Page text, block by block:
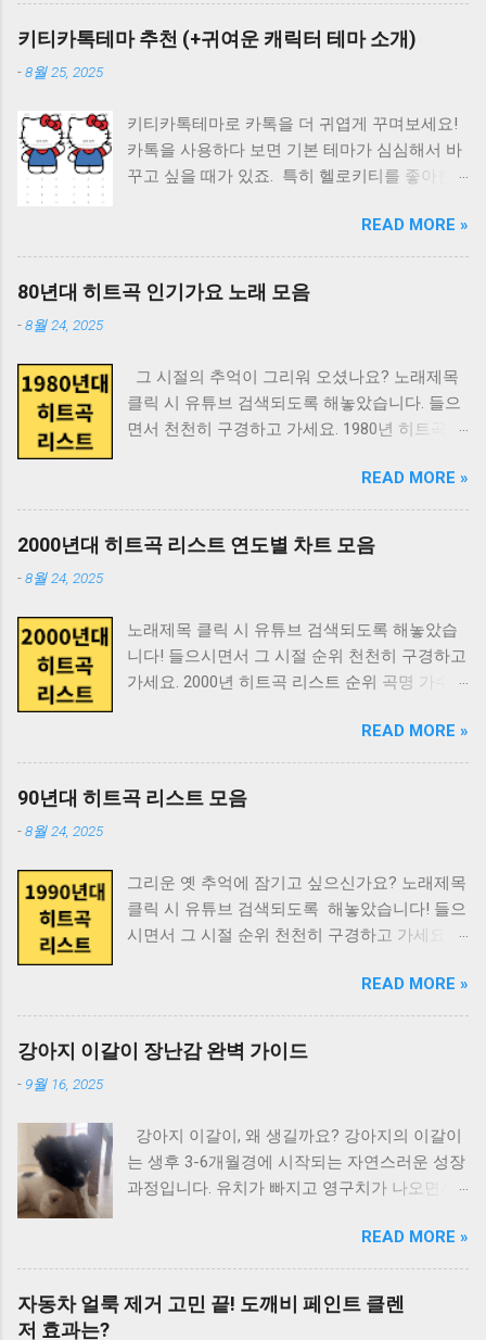
2014 지나온 적 없는 어제의 세계들에 대한 근
원적 노스탤지어. 길소뜸 1985 나라야마 부시코
리고 어둡고 깊은 우물 하나. 늑대아이 2012 미
야자키 하야오 이후는 확실히 호소다 마모루! 다
크 나이트 2008 내러티브와 스타일을 완벽히 장
닭은? 1989 당신은 아직 아무것도 보지 못했다
정하는 마법 같은 순간. 레볼루셔너리 로드 2008
공간 속의 개인적 추억에 감동 넘치는 보편성의
날개를 달아준 기술, 예술, 마술. ...
가지고 있습니다. 읽을 책을 찾고 있다면 다음에
읽을 책을 고민하고 계신다면 이동진의 추천 도
와 문학을 넘나드는 그의 시각에서 선별된 책들
을 만나보실 수 있습니다 마음에 드는 책제목이
나 저자는 눌러보세요. 네이버 검색으로 바로 넘
기 성의 역사 앵거스 맥래런 2 감각의 박물학 다
이앤 애커먼 3 게으름뱅이 정신분석 기시다 슈 4
고통받는 인간 손봉호 5 눈의 황홀 마쓰다 유키
스 9 모멸감 김찬호 10 보이는 것, 보이지 않는
것, 그리고 추한 것 F.곤살레스 크루시 11 불안의
서 페르난두 페소아 12 사랑, 그 혼란스러운 리
머스 루이스, 패리 애미니, 리처드 래넌 14 스키
박정자 17 쌤통의 심리학 리처드 H.스미스 18 아
22 왜 사람들은 이상한 것을 믿는가 마이클 서머
23 왜 우리는 사랑에 빠지는가 헬렌 피셔 24 욕
망의 진화 데이비드 버스 25 욕망하는...
키티카톡테마 추천 (+귀여운 캐릭터 테마 소개)
-8월 25, 2025
키티카톡테마로 카톡을 더 귀엽게 꾸며보세요!
카톡을 사용하다 보면 기본 테마가 심심해서 바
꾸고 싶을 때가 있죠. 특히 헬로키티를 좋아한
키티카톡테마 아이폰 사용자라면 전용 키티카
톡테마를 무료로 받을 수 있어요. 깔끔한 배경
에 귀여운 키티 캐릭터가 들어간 테마들이 인기
가 많습니다. 키티카톡테마의 특징: 헬로키티 캐
크
https://m.blog.naver.com/limxsu/222980106736
다른 귀여운 테마도 함께 찾고 있다면? 키티카
스쿠티스튜디오를 추천해요. 여기서는 안드로
이드와 아이폰 모든 버전의 귀여운 캐릭터 테마
를 공유하고 있습니다. 스쿠티스튜디오 특징: 다
질 디자인 카톡 테마 다운로드 링크
https://blog.naver.com/scootystudio 인스타그
램 https://instagram.com/scootystudio 주의사
용량 확인 후 다운로드 키티카톡테마로 카톡을
READ MORE »
80년대 히트곡 인기가요 노래 모음
-8월 24, 2025
그 시절의 추억이 그리워 오셨나요? 노래제목
클릭 시 유튜브 검색되도록 해놓았습니다. 들으
면서 천천히 구경하고 가세요. 1980년 히트곡 리
람 바보 희자매 3위 기다리는 여심 계은숙 4위
나는 행복합니다 윤항기 5위 내가 (대상) 김학래
6위 단발머리 조용필 7위 당신은 누구시길래 심
수봉 8위 당신은 별을 보고 울어 보셨나요 박인
Nami (나미) 14위 난 참 바보처럼 살았군요 김태
화 15위 바야야 이정희 16위 불놀이야 옥슨 80
17위 빙빙빙 하성관 18위 사랑은 아직도 끝나지
오는 소리에 이영화 21위 영원한 친구 Nami (나
미) 22위 외할머니 댁 논두렁 밭두렁 23위 일곱
색깔 무지개 작은 거인 24위 저 높은 곳을 향하
요 산울림 (Sanullim) 28위 창밖의 여자 조용필
29위 풍문으로 들었소 함중아 30위 행복한 사람
조동진 여기까지 1980년 히트곡 리스트 끝.
다라 송창식 2위 가지마오 산울림 (Sanullim) 3
꿈을 꾼 후에 여진 8위 남편에게 바치는 노래 김
READ MORE »
2000년대 히트곡 리스트 연도별 차트 모음
-8월 24, 2025
노래제목 클릭 시 유튜브 검색되도록 해놓았습
니다! 들으시면서 그 시절 순위 천천히 구경하고
가세요. 2000년 히트곡 리스트 순위 곡명 가수 1
Ver.) 조규만 3위 Run To You DJ DOC 4위 거짓
말 god 5위 초련(初戀) (Techno Mix) (Feat. 윤진)
클론 6위 가시나무 조성모 7위 흔들린 우정 홍경
민 8위 나의 연인(我戀) 임창정 9위 영원 스카이
14위 너를 위해 임재범 15위 바보 박효신 16위
그대가 그대를 이승환 17위 매직 카펫 라이드 자
우림 18위 중독된 사랑 조장혁 19위 해줄 수 없
Rhapsody 최재훈 23위 오랜 방황의 끝 김태영
24위 Day By Day 플라이 투 더 스카이 25위
Tears 소찬휘 26위 상실 박상민 27위 잘됐어!!!
현 32위 그대니까요 (Duet With 차은주) 김현철
33위 와 이정현 34위 One Love 원타임 35위 요
즘 너는 이현우 36위 서방님 이소은 37위 맥주
와 땅콩 쿨 (COOL) 38위 I Believe 이수영 39위
애수(哀愁) god 40위 Cyber Lover 터보 41위 머
READ MORE »
90년대 히트곡 리스트 모음
-8월 24, 2025
그리운 옛 추억에 잠기고 싶으신가요? 노래제목
클릭 시 유튜브 검색되도록 해놓았습니다! 들으
시면서 그 시절 순위 천천히 구경하고 가세요.
사항 변진섭 2위 사랑일뿐야 김민우 3위 유리창
엔 비 햇빛촌 4위 비오는 날 수채화 김현식 5위
마지막 콘서트 이승철 6위 그 아픔까지 사랑한
거야 조정현 7위 어떤 이의 꿈 봄여름가을겨울 8
위 입영열차안에서 김민우 12위 향기로운 추억
(응답하라 1988 삽입곡) 박학기 13위 텅 빈 마음
이승환 14위 찬바람이 불면 김지연 15위 넋두리
야 이상은 (=Lee-tzsche) 18위 마음에 쓰는 편지
임백천 19위 눈물나는 날에는 푸른하늘 20위 시
청앞 지하철 역에서 동물원 21위 얄미운 사람 김
READ MORE »
강아지 이갈이 장난감 완벽 가이드
- 9월 16, 2025
강아지 이갈이, 왜 생길까요? 강아지의 이갈이
는 생후 3-6개월경에 시작되는 자연스러운 성장
과정입니다. 유치가 빠지고 영구치가 나오면서
어합니다. 이 시기의 강아지들은 가구, 소파, 신
발 등 집 안의 모든 것을 물어뜯는 행동을 보이
게 됩니다. 임시보호 경험에서 얻은 실전 노하우
임시보호를 하다 보면 어린 강아지들과 이갈이
READ MORE »
자동차 얼룩 제거 고민 끝! 도깨비 페인트 클렌
저 효과는?